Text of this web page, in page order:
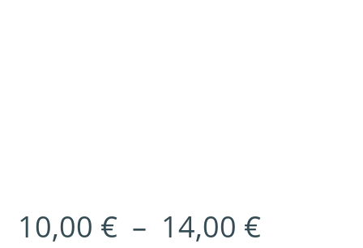
10,00 € – 14,00 €Plage